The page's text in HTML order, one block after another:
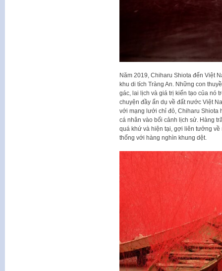
Năm 2019, Chiharu Shiota đến Việt
khu di tích Tràng An. Những con
gác, lai lịch và giá trị kiến tạo của nó
chuyện đầy ẩn dụ về đất nước Việt
với mạng lưới chỉ đỏ, Chiharu Shiota
cá nhân vào bối cảnh lịch sử. Hàng
quá khứ và hiện tại, gợi liên tưởng
thống với hàng nghìn khung dệt.